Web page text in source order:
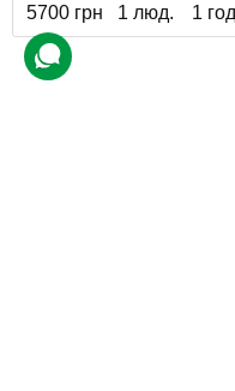
5700 грн 1 люд. 1